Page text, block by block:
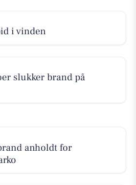
i vinden
slukker brand på
anholdt for